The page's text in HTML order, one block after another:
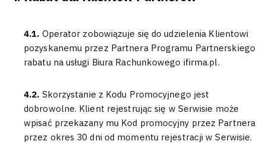
4.1. Operator zobowiązuje się do udzielenia Klientowi
pozyskanemu przez Partnera Programu Partnerskiego
rabatu na usługi Biura Rachunkowego ifirma.pl.
4.2. Skorzystanie z Kodu Promocyjnego jest
dobrowolne. Klient rejestrując się w Serwisie może
wpisać przekazany mu Kod promocyjny przez Partnera
przez okres 30 dni od momentu rejestracji w Serwisie.